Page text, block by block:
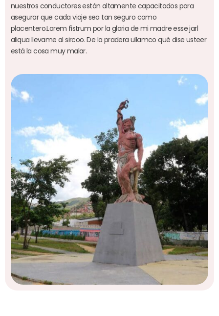
nuestros conductores están altamente capacitados para
asegurar que cada viaje sea tan seguro como
placentero.Lorem fistrum por la gloria de mi madre esse jarl
aliqua llevame al sircoo. De la pradera ullamco qué dise usteer
está la cosa muy malar.